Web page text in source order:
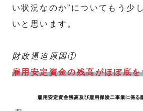
い状況なのか”についてもう少
いと思います。
財政逼迫原因①
雇用安定資金の残高がほぼ底